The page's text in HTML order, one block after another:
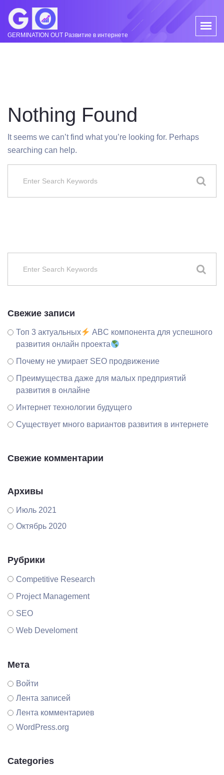
GERMINATION OUT Развитие в интернете
Nothing Found
It seems we can’t find what you’re looking for. Perhaps
searching can help.
Свежие записи
Топ 3 актуальных
ABC компонента для успешного
развития онлайн проекта
Почему не умирает SEO продвижение
Преимущества даже для малых предприятий
развития в онлайне
Интернет технологии будущего
Существует много вариантов развития в интернете
Свежие комментарии
Архивы
Июль 2021
Октябрь 2020
Рубрики
Competitive Research
Project Management
SEO
Web Develoment
Мета
Войти
Лента записей
Лента комментариев
WordPress.org
Categories